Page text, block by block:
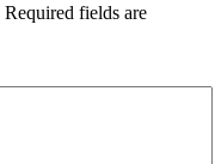
Required fields are